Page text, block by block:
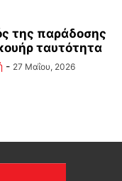
της παράδοσης
ταυτότητα
- 27 Μαΐου, 2026